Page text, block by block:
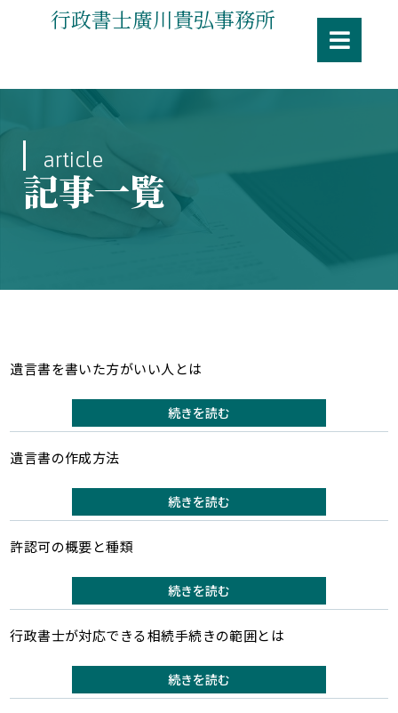
行政書士廣川貴弘事務所
article
記事一覧
遺言書を書いた方がいい人とは
続きを読む
遺言書の作成方法
続きを読む
許認可の概要と種類
続きを読む
行政書士が対応できる相続手続きの範囲とは
続きを読む